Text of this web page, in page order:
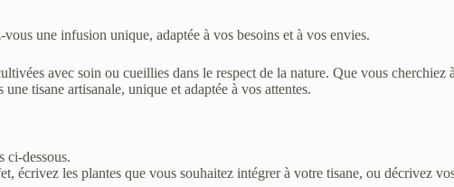
une infusion unique, adaptée à vos besoins et à vos envies.
avec soin ou cueillies dans le respect de la nature. Que vous
tisane artisanale, unique et adaptée à vos attentes.
ci-dessous.
écrivez les plantes que vous souhaitez intégrer à votre tisane, ou décrivez